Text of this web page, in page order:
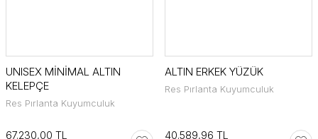
UNISEX MİNİMAL ALTIN
KELEPÇE
Res Pırlanta Kuyumculuk
67.230,00 TL
ALTIN ERKEK YÜZÜK
Res Pırlanta Kuyumculuk
40.589,96 TL